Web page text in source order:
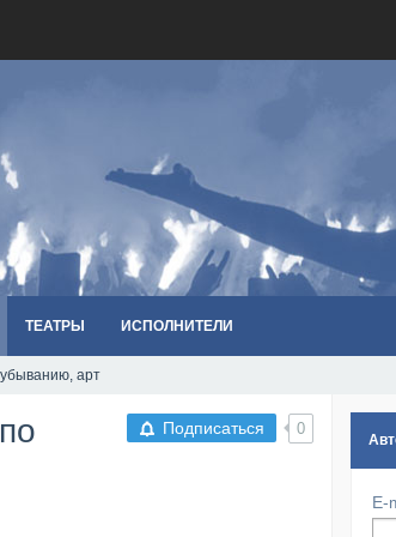
ТЕАТРЫ ИСПОЛНИТЕЛИ
арт
Подписаться 0
E-